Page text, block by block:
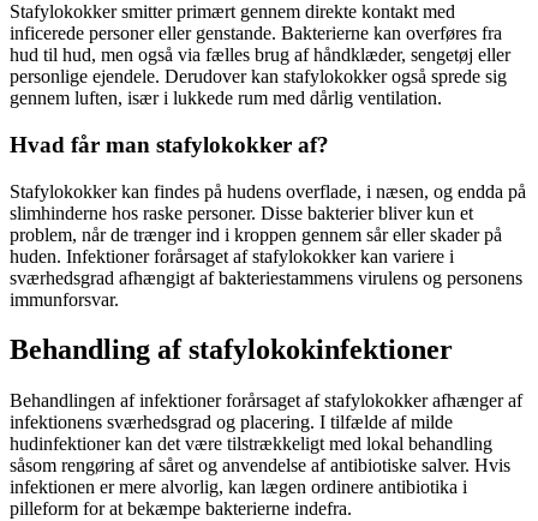
Stafylokokker smitter primært gennem direkte kontakt med
inficerede personer eller genstande. Bakterierne kan overføres fra
hud til hud, men også via fælles brug af håndklæder, sengetøj eller
personlige ejendele. Derudover kan stafylokokker også sprede sig
gennem luften, især i lukkede rum med dårlig ventilation.
Hvad får man stafylokokker af?
Stafylokokker kan findes på hudens overflade, i næsen, og endda på
slimhinderne hos raske personer. Disse bakterier bliver kun et
problem, når de trænger ind i kroppen gennem sår eller skader på
huden. Infektioner forårsaget af stafylokokker kan variere i
sværhedsgrad afhængigt af bakteriestammens virulens og personens
immunforsvar.
Behandling af stafylokokinfektioner
Behandlingen af infektioner forårsaget af stafylokokker afhænger af
infektionens sværhedsgrad og placering. I tilfælde af milde
hudinfektioner kan det være tilstrækkeligt med lokal behandling
såsom rengøring af såret og anvendelse af antibiotiske salver. Hvis
infektionen er mere alvorlig, kan lægen ordinere antibiotika i
pilleform for at bekæmpe bakterierne indefra.